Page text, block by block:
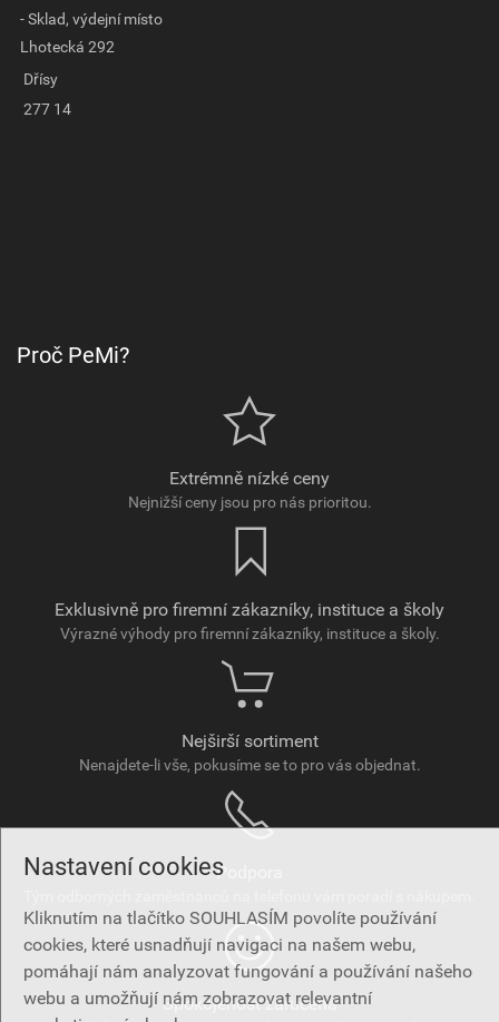
Nastavení cookies
Kliknutím na tlačítko SOUHLASÍM povolíte používání
cookies, které usnadňují navigaci na našem webu,
pomáhají nám analyzovat fungování a používání našeho
webu a umožňují nám zobrazovat relevantní
- Sklad, výdejní místo
Lhotecká 292
Dřísy
277 14
Proč PeMi?
Extrémně nízké ceny
Nejnižší ceny jsou pro nás prioritou.
Exklusivně pro firemní zákazníky, instituce a školy
Výrazné výhody pro firemní zákazníky, instituce a školy.
Nejširší sortiment
Nenajdete-li vše, pokusíme se to pro vás objednat.
Podpora
Spokojenost zaručena